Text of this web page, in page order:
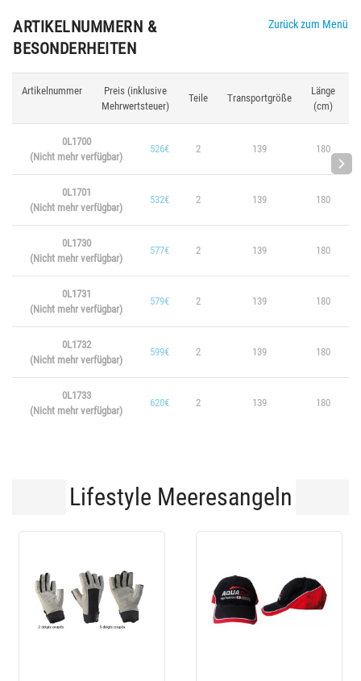
ARTIKELNUMMERN &
BESONDERHEITEN
Zurück zum Menü
Artikelnummer
Preis (inklusive
Mehrwertsteuer)
Teile Transportgröße
Länge
(cm)
0L1700
(Nicht mehr verfügbar)
526€ 2 139 180
0L1701
(Nicht mehr verfügbar)
532€ 2 139 180
0L1730
(Nicht mehr verfügbar)
577€ 2 139 180
0L1731
(Nicht mehr verfügbar)
579€ 2 139 180
0L1732
(Nicht mehr verfügbar)
599€ 2 139 180
0L1733
(Nicht mehr verfügbar)
620€ 2 139 180
Lifestyle Meeresangeln